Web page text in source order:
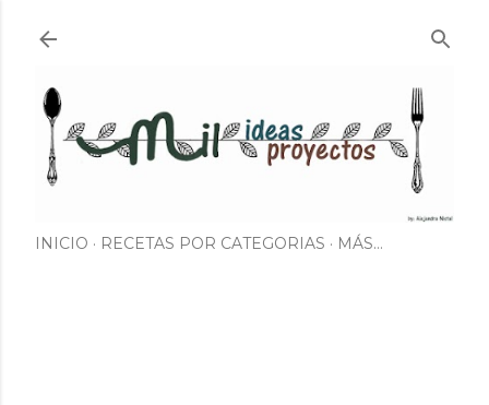
INICIO RECETAS POR CATEGORIAS MÁS…